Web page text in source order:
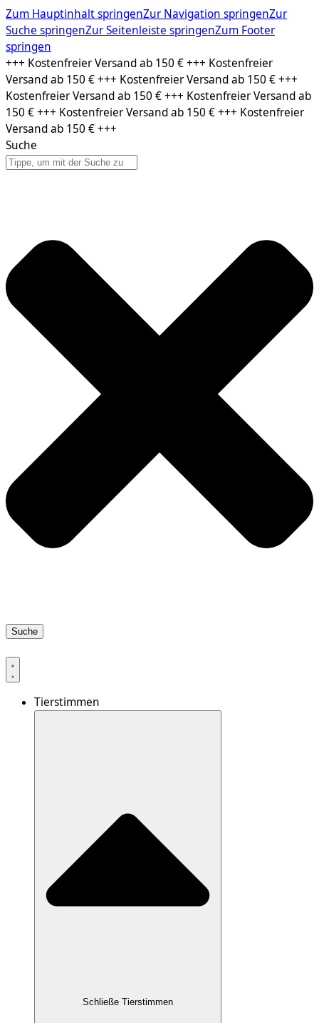
Zum Hauptinhalt springenZur Navigation springenZur
Suche springenZur Seitenleiste springenZum Footer
springen
Zum
Inhalt
springen
+++ Kostenfreier Versand ab 150 € +++ Kostenfreier
Versand ab 150 € +++ Kostenfreier Versand ab 150 € +++
Kostenfreier Versand ab 150 € +++ Kostenfreier Versand ab
150 € +++ Kostenfreier Versand ab 150 € +++ Kostenfreier
Versand ab 150 € +++
Suche
Suche
Tierstimmen
Schließe Tierstimmen